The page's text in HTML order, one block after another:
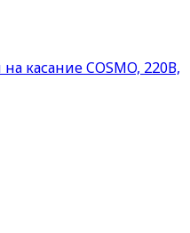
касание COSMO, 220В,